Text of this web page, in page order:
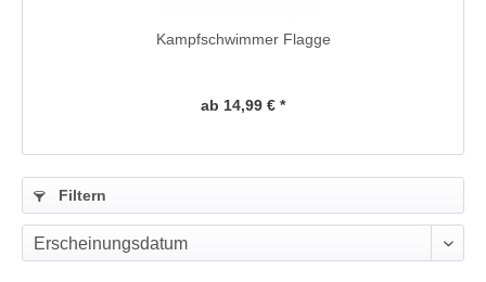
Kampfschwimmer Flagge
ab 14,99 € *
Filtern